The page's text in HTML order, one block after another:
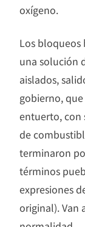
oxígeno.
Los bloqueos
una solución
aislados,
gobierno,
entuerto, con
de
terminaron
términos
expresiones
original). Van